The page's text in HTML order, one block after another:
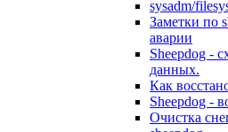
sysadm/
Заметки по
аварии
Sheepdog -
данных.
Как
Sheepdog -
Очистка